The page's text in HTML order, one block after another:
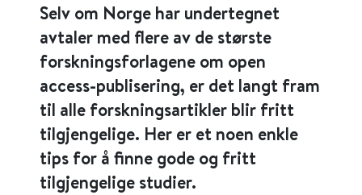
Selv om Norge har undertegnet
avtaler med flere av de største
forskningsforlagene om open
access-publisering, er det langt fram
til alle forskningsartikler blir fritt
tilgjengelige. Her er et noen enkle
tips for å finne gode og fritt
tilgjengelige studier.